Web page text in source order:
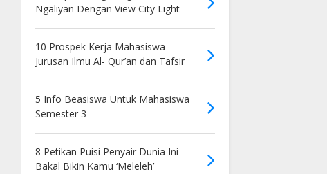
Ngaliyan Dengan View City Light
10 Prospek Kerja Mahasiswa
Jurusan Ilmu Al- Qur’an dan Tafsir
5 Info Beasiswa Untuk Mahasiswa
Semester 3
8 Petikan Puisi Penyair Dunia Ini
Bakal Bikin Kamu ‘Meleleh’